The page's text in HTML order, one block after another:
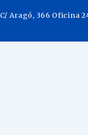
C/ Aragó, 366 Oficina